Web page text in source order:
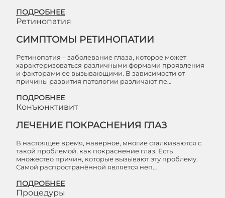
ПОДРОБНЕЕ
Ретинопатия
СИМПТОМЫ РЕТИНОПАТИИ
Ретинопатия – заболевание глаза, которое может
характеризоваться различными формами проявления
и факторами ее вызывающими. В зависимости от
причины развития патологии различают пе…
ПОДРОБНЕЕ
Конъюнктивит
ЛЕЧЕНИЕ ПОКРАСНЕНИЯ ГЛАЗ
В настоящее время, наверное, многие сталкиваются с
такой проблемой, как покраснение глаз. Есть
множество причин, которые вызывают эту проблему.
Самой распространённой является неп…
ПОДРОБНЕЕ
Процедуры